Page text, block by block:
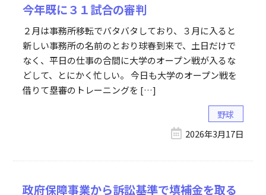
今年既に３１試合の審判
２月は事務所移転でバタバタしており、３月に入ると
新しい事務所の名前のとおり球春到来で、土日だけで
なく、平日の仕事の合間に大学のオープン戦が入るな
どして、とにかく忙しい。 今日も大学のオープン戦を
借りて塁審のトレーニングを […]
野球
2026年3月17日
政府保障事業から訴訟基準で填補金を取る